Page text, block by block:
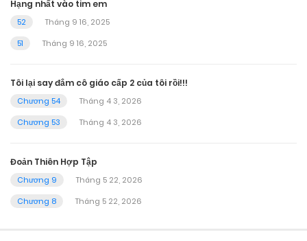
Hạng nhất vào tim em
52
Tháng 9 16, 2025
51
Tháng 9 16, 2025
Tôi lại say đắm cô giáo cấp 2 của tôi rồi!!!
Chương 54
Tháng 4 3, 2026
Chương 53
Tháng 4 3, 2026
Đoản Thiên Hợp Tập
Chương 9
Tháng 5 22, 2026
Chương 8
Tháng 5 22, 2026